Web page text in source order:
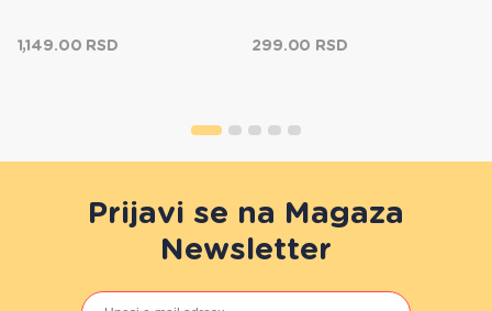
1,149.00 RSD 299.00 RSD
Prijavi se na Magaza
Newsletter